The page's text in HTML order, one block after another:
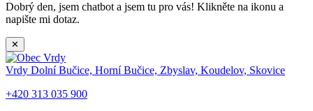
Dobrý den, jsem chatbot a jsem tu pro vás! Klikněte na ikonu a
napište mi dotaz.
✕
Vrdy Dolní Bučice, Horní Bučice, Zbyslav, Koudelov, Skovice
+420 313 035 900